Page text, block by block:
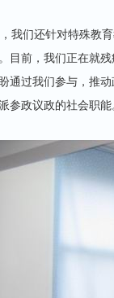
我们还针对特殊教育
目前，我们正在就
通过我们参与，推
参政议政的社会职能